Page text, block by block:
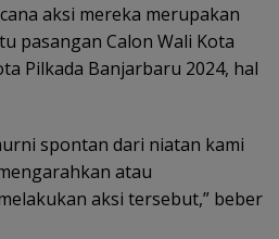
aksi mereka merupakan
pasangan Calon Wali Kota
Pilkada Banjarbaru 2024, hal
spontan dari niatan kami
atau
aksi tersebut,” beber